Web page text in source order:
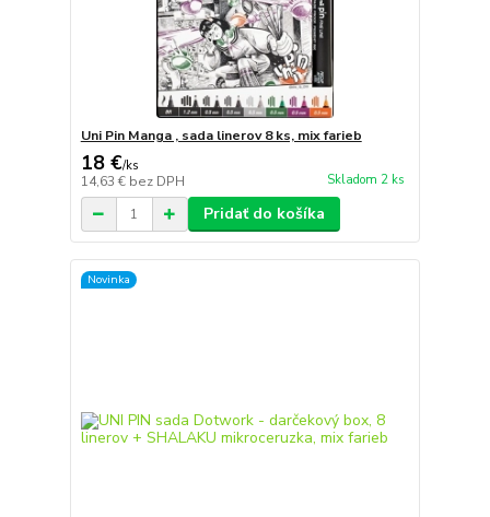
Uni Pin Manga , sada linerov 8 ks, mix farieb
18 €/ks
14,63 € bez DPH Skladom 2 ks
Pridať do košíka
Novinka